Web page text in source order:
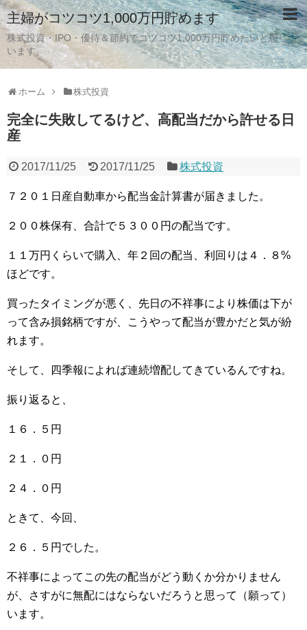
主婦がコツコツ1,000万円貯めます
株式投資・IPO・優待＆節約でコツコツ1,000万円貯めたいと思
います。
ホーム 株式投資
完全に失敗してるけど、高配当だから許せる日
産
2017/11/25 2017/11/25 株式投資
７２０１日産自動車から配当金計算書が届きました。
２００株保有、合計で５３００円の配当です。
１１万円くらいで購入、年２回の配当、利回りは４．８%
ほどです。
買ったタイミングが悪く、先日の不祥事により株価は下が
って含み損銘柄ですが、こうやって配当が豊かだと気が紛
れます。
そして、四季報によれば連続増配してきているんですね。
振り返ると、
１６．５円
２１．０円
２４．０円
ときて、今回、
２６．５円でした。
不祥事によってこの先の配当がどう動くか分かりません
が、さすがに無配にはならないだろうと思って（願って）
います。